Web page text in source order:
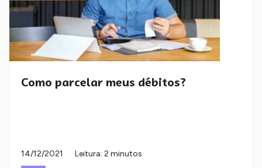
Como parcelar meus débitos?
14/12/2021
Leitura: 2 minutos